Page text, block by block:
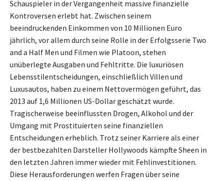
Schauspieler in der Vergangenheit massive finanzielle
Kontroversen erlebt hat. Zwischen seinem
beeindruckenden Einkommen von 10 Millionen Euro
jährlich, vor allem durch seine Rolle in der Erfolgsserie Two
and a Half Men und Filmen wie Platoon, stehen
unüberlegte Ausgaben und Fehltritte. Die luxuriösen
Lebensstilentscheidungen, einschließlich Villen und
Luxusautos, haben zu einem Nettovermögen geführt, das
2013 auf 1,6 Millionen US-Dollar geschätzt wurde.
Tragischerweise beeinflussten Drogen, Alkohol und der
Umgang mit Prostituierten seine finanziellen
Entscheidungen erheblich. Trotz seiner Karriere als einer
der bestbezahlten Darsteller Hollywoods kämpfte Sheen in
den letzten Jahren immer wieder mit Fehlinvestitionen.
Diese Herausforderungen werfen Fragen über seine